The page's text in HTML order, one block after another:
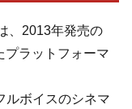
、2013年発売の
プラットフォーマ
ルボイスのシネマ